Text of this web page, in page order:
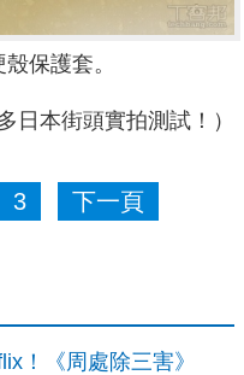
保護套。
日本街頭實拍測試！）
3 下一頁
！《周處除三害》